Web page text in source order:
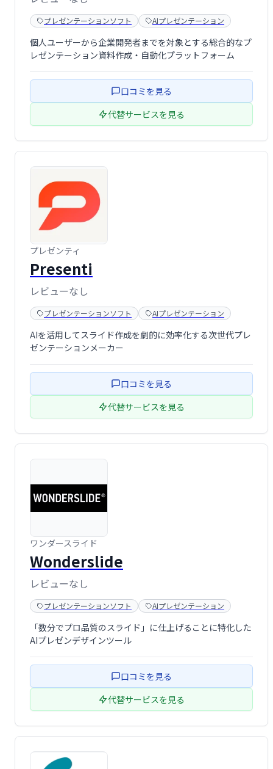
プレゼンテーションソフト AIプレゼンテーション
個人ユーザーから企業開発者までを対象とする総合的なプ
レゼンテーション資料作成・自動化プラットフォーム
口コミを見る
代替サービスを見る
プレゼンティ
Presenti
レビューなし
プレゼンテーションソフト AIプレゼンテーション
AIを活用してスライド作成を劇的に効率化する次世代プレ
ゼンテーションメーカー
口コミを見る
代替サービスを見る
ワンダースライド
Wonderslide
レビューなし
プレゼンテーションソフト AIプレゼンテーション
「数分でプロ品質のスライド」に仕上げることに特化した
AIプレゼンデザインツール
口コミを見る
代替サービスを見る